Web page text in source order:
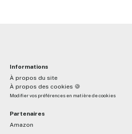
Informations
À propos du site
À propos des cookies 🍪
Modifier vos préférences en matière de cookies
Partenaires
Amazon